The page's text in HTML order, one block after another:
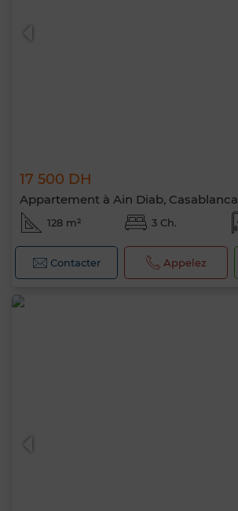
17 500 DH
Appartement à Ain Diab, Casablanca
128 m² 3 Ch.
Contacter Appelez